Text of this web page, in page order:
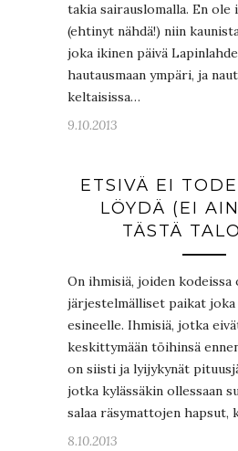
takia sairauslomalla. En ole
(ehtinyt nähdä!) niin
joka ikinen päivä
hautausmaan ympäri, ja
keltaisissa…
9.10.2013
ETSIVÄ EI
LÖYDÄ (EI
TÄSTÄ
On ihmisiä, joiden kodeissa
järjestelmälliset paikat
esineelle. Ihmisiä, jotka
keskittymään töihinsä
on siisti ja lyijykynät
jotka kylässäkin ollessaan
salaa räsymattojen hapsut,
8.10.2013